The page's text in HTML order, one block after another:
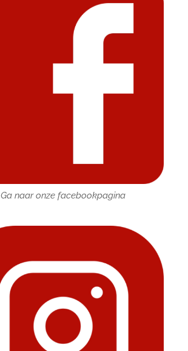
Ga naar onze facebookpagina